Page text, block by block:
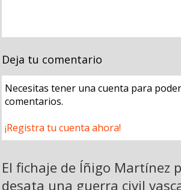
Deja tu comentario
Necesitas tener una cuenta para
comentarios.
¡Registra tu cuenta ahora!
El fichaje de Íñigo Martínez
desata una guerra civil